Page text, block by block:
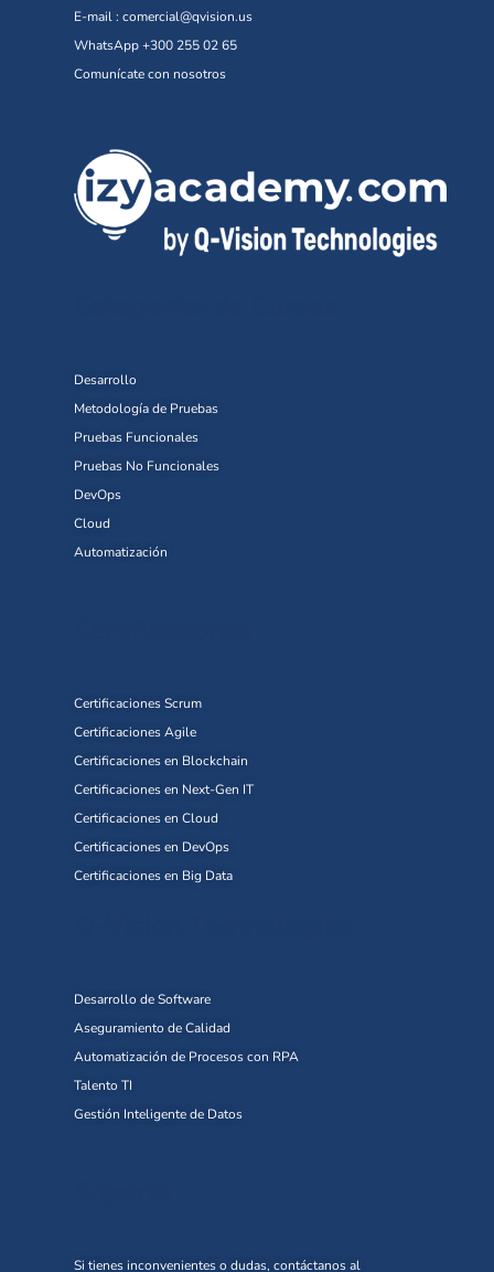
E-mail : comercial@qvision.us
WhatsApp +300 255 02 65
Comunícate con nosotros
Desarrollo
Metodología de Pruebas
Pruebas Funcionales
Pruebas No Funcionales
DevOps
Cloud
Automatización
Certificaciones Scrum
Certificaciones Agile
Certificaciones en Blockchain
Certificaciones en Next-Gen IT
Certificaciones en Cloud
Certificaciones en DevOps
Certificaciones en Big Data
Desarrollo de Software
Aseguramiento de Calidad
Automatización de Procesos con RPA
Talento TI
Gestión Inteligente de Datos
Si tienes inconvenientes o dudas, contáctanos al